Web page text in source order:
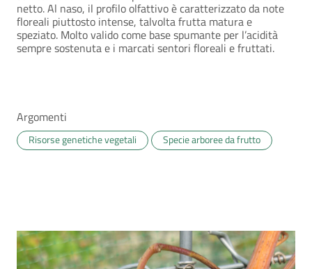
netto. Al naso, il profilo olfattivo è caratterizzato da note
floreali piuttosto intense, talvolta frutta matura e
speziato. Molto valido come base spumante per l’acidità
sempre sostenuta e i marcati sentori floreali e fruttati.
Argomenti
Risorse genetiche vegetali Specie arboree da frutto